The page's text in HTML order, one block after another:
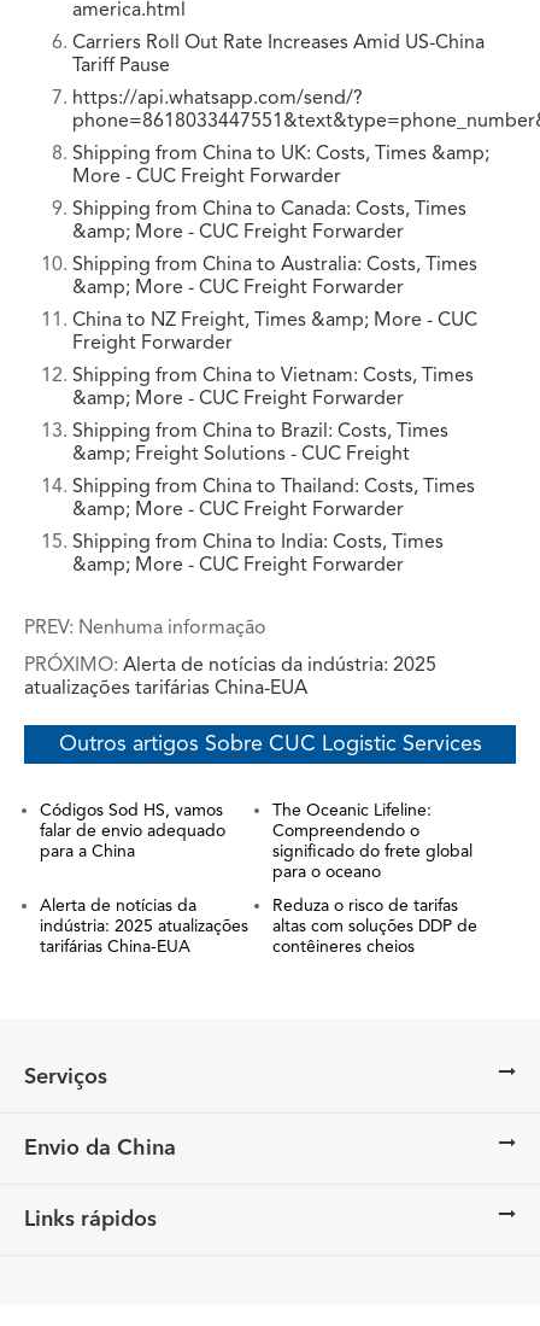
america.html
Carriers Roll Out Rate Increases Amid US-China
Tariff Pause
https://api.whatsapp.com/send/?
Shipping from China to UK: Costs, Times &amp;
More - CUC Freight Forwarder
Shipping from China to Canada: Costs, Times
&amp; More - CUC Freight Forwarder
Shipping from China to Australia: Costs, Times
&amp; More - CUC Freight Forwarder
China to NZ Freight, Times &amp; More - CUC
Freight Forwarder
Shipping from China to Vietnam: Costs, Times
&amp; More - CUC Freight Forwarder
Shipping from China to Brazil: Costs, Times
&amp; Freight Solutions - CUC Freight
Shipping from China to Thailand: Costs, Times
&amp; More - CUC Freight Forwarder
Shipping from China to India: Costs, Times
&amp; More - CUC Freight Forwarder
PREV: Nenhuma informação
PRÓXIMO: Alerta de notícias da indústria: 2025
atualizações tarifárias China-EUA
Outros artigos Sobre CUC Logistic Services
Códigos Sod HS, vamos
falar de envio adequado
para a China
The Oceanic Lifeline:
Compreendendo o
significado do frete global
para o oceano
Alerta de notícias da
indústria: 2025 atualizações
tarifárias China-EUA
Reduza o risco de tarifas
altas com soluções DDP de
contêineres cheios
Serviços
Envio da China
Links rápidos